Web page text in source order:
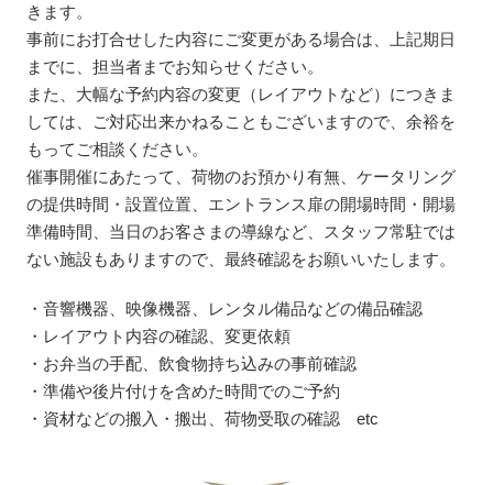
きます。
事前にお打合せした内容にご変更がある場合は、上記期日
までに、担当者までお知らせください。
また、大幅な予約内容の変更（レイアウトなど）につきま
しては、ご対応出来かねることもございますので、余裕を
もってご相談ください。
催事開催にあたって、荷物のお預かり有無、ケータリング
の提供時間・設置位置、エントランス扉の開場時間・開場
準備時間、当日のお客さまの導線など、スタッフ常駐では
ない施設もありますので、最終確認をお願いいたします。
・音響機器、映像機器、レンタル備品などの備品確認
・レイアウト内容の確認、変更依頼
・お弁当の手配、飲食物持ち込みの事前確認
・準備や後片付けを含めた時間でのご予約
・資材などの搬入・搬出、荷物受取の確認 etc